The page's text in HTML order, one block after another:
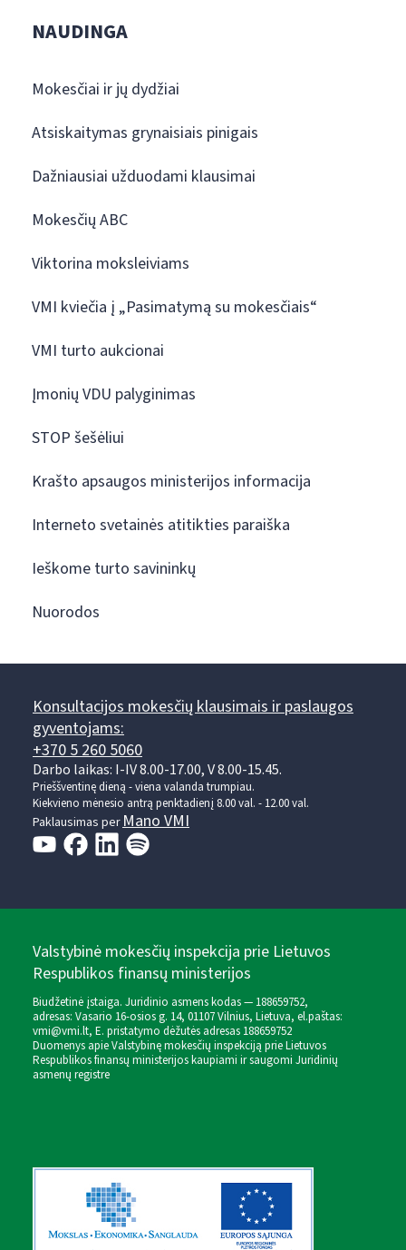
NAUDINGA
Mokesčiai ir jų dydžiai
Atsiskaitymas grynaisiais pinigais
Dažniausiai užduodami klausimai
Mokesčių ABC
Viktorina moksleiviams
VMI kviečia į „Pasimatymą su mokesčiais“
VMI turto aukcionai
Įmonių VDU palyginimas
STOP šešėliui
Krašto apsaugos ministerijos informacija
Interneto svetainės atitikties paraiška
Ieškome turto savininkų
Nuorodos
Konsultacijos mokesčių klausimais ir paslaugos
gyventojams:
+370 5 260 5060
Darbo laikas: I-IV 8.00-17.00, V 8.00-15.45.
Prieššventinę dieną - viena valanda trumpiau.
Kiekvieno mėnesio antrą penktadienį 8.00 val. - 12.00 val.
Paklausimas per Mano VMI
Valstybinė mokesčių inspekcija prie Lietuvos
Respublikos finansų ministerijos
Biudžetinė įstaiga. Juridinio asmens kodas — 188659752,
adresas: Vasario 16-osios g. 14, 01107 Vilnius, Lietuva, el.paštas:
vmi@vmi.lt, E. pristatymo dėžutės adresas 188659752
Duomenys apie Valstybinę mokesčių inspekciją prie Lietuvos
Respublikos finansų ministerijos kaupiami ir saugomi Juridinių
asmenų registre